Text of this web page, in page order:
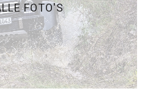
FOTO'S